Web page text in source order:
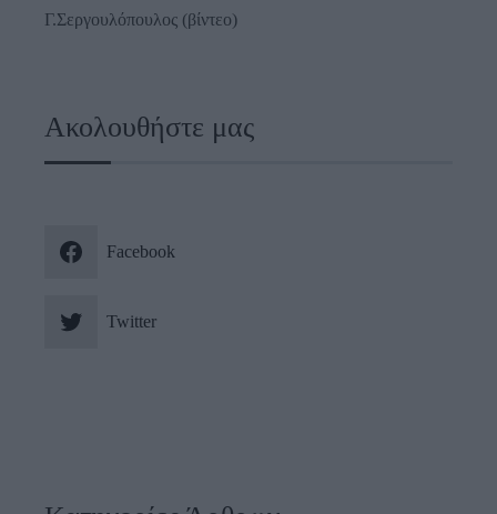
Γ.Σεργουλόπουλος (βίντεο)
Ακολουθήστε μας
Facebook
Twitter